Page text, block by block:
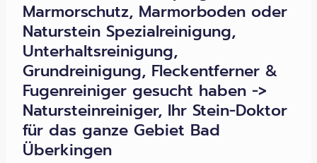
Marmorschutz, Marmorboden oder
Naturstein Spezialreinigung,
Unterhaltsreinigung,
Grundreinigung, Fleckentferner &
Fugenreiniger gesucht haben ->
Natursteinreiniger, Ihr Stein-Doktor
für das ganze Gebiet Bad
Überkingen